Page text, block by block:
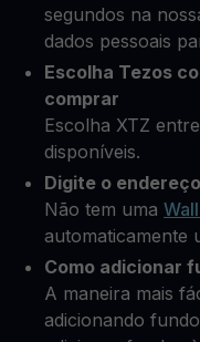
segundos na
dados pessoais
Escolha Tezos
comprar
Escolha XTZ
disponíveis.
Digite o
Não tem uma
automaticamente
Como adicionar
A maneira mais
adicionando